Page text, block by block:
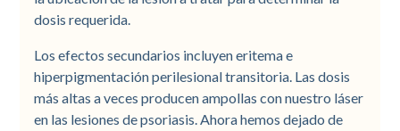
dosis requerida.
Los efectos secundarios incluyen eritema e
hiperpigmentación perilesional transitoria. Las dosis
más altas a veces producen ampollas con nuestro láser
en las lesiones de psoriasis. Ahora hemos dejado de